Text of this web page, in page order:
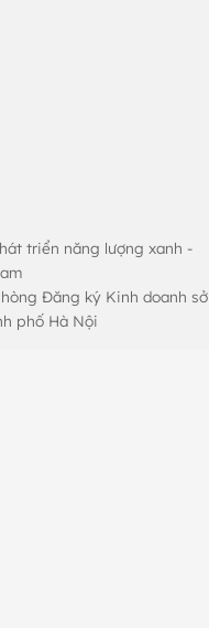
triển năng lượng xanh -
Đăng ký Kinh doanh sở
phố Hà Nội